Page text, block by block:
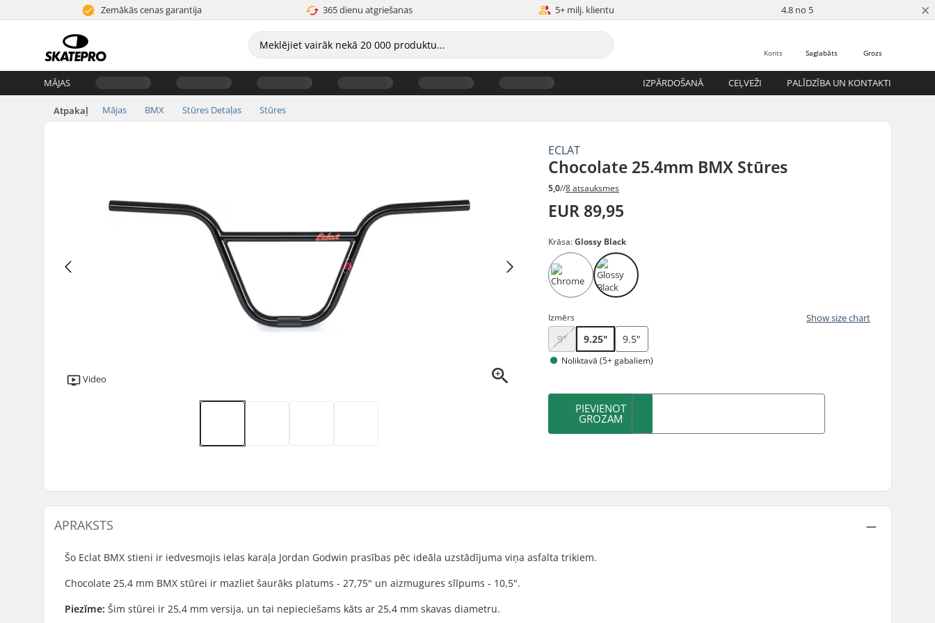
Zemākās cenas garantija 365 dienu atgriešanas 5+ milj. klientu 4.8 no 5 ×
Grozs
Saglabāts
Konts
MĀJAS IZPĀRDOŠANĀ CEĻVEŽI PALĪDZĪBA UN KONTAKTI
Atpakaļ Mājas BMX Stūres Detaļas Stūres
ECLAT
Chocolate 25.4mm BMX Stūres
5,0//8 atsauksmes
EUR 89,95
Video
Krāsa:Glossy Black
Izmērs Show size chart
9" 9.25" 9.5"
Noliktavā (5+ gabaliem)
PIEVIENOT
GROZAM
APRAKSTS
Šo Eclat BMX stieni ir iedvesmojis ielas karaļa Jordan Godwin prasības pēc ideāla uzstādījuma viņa asfalta trikiem.
Chocolate 25,4 mm BMX stūrei ir mazliet šaurāks platums - 27,75" un aizmugures slīpums - 10,5".
Piezīme: Šim stūrei ir 25,4 mm versija, un tai nepieciešams kāts ar 25,4 mm skavas diametru.